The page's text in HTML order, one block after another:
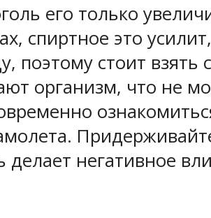
его только
спиртное это
поэтому стоит взять
организм, что не
негативное